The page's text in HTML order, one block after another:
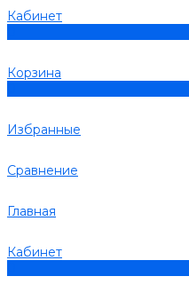
Кабинет
Корзина
Избранные
Сравнение
Главная
Кабинет